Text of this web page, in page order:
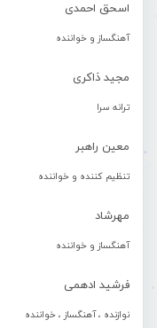
اسحق احمدی
آهنگساز و خواننده
مجید ذاکری
ترانه سرا
معین راهبر
تنظیم کننده و خواننده
مهرشاد
آهنگساز و خواننده
فرشید ادهمی
نوازنده ، آهنگساز ، خواننده